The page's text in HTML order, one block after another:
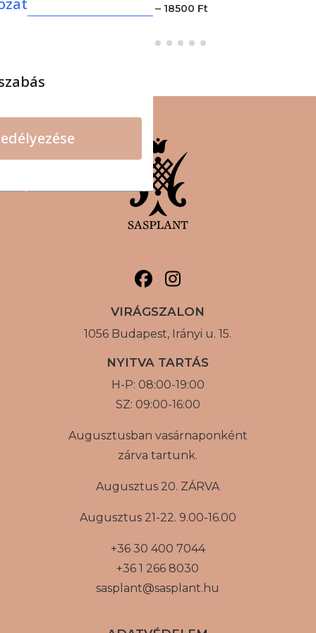
– 18500 Ft
VIRÁGSZALON
1056 Budapest, Irányi u. 15.
NYITVA TARTÁS
H-P: 08:00-19:00
SZ: 09:00-16:00
Augusztusban vasárnaponként
zárva tartunk.
Augusztus 20. ZÁRVA
Augusztus 21-22. 9.00-16.00
+36 30 400 7044
+36 1 266 8030
sasplant@sasplant.hu